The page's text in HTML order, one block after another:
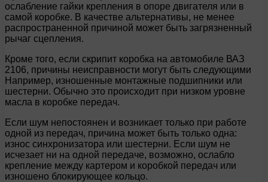
ослабление гайки крепления в опоре двигателя или в
самой коробке. В качестве альтернативы, не менее
распространенной причиной может быть загрязненный
рычаг сцепления.
Кроме того, если скрипит коробка на автомобиле ВАЗ
2106, причины неисправности могут быть следующими
Например, изношенные монтажные подшипники или
шестерни. Обычно это происходит при низком уровне
масла в коробке передач.
Если шум непостоянен и возникает только при работе
одной из передач, причина может быть только одна:
износ синхронизатора или шестерни. Если шум не
исчезает ни на одной передаче, возможно, ослабло
крепление между картером и коробкой передач или
изношено блокирующее кольцо.